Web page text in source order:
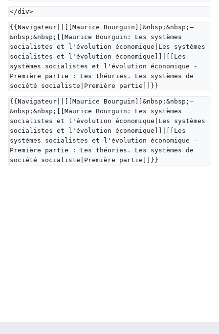
</div>
{{Navigateur||[[Maurice Bourguin]]&nbsp;&nbsp;—
&nbsp;&nbsp;[[Maurice Bourguin: Les systèmes
socialistes et l'évolution économique|Les systèmes
socialistes et l'évolution économique]]|[[Les
systèmes socialistes et l'évolution économique -
Première partie : Les théories. Les systèmes de
société socialiste|Première partie]]}}
{{Navigateur||[[Maurice Bourguin]]&nbsp;&nbsp;—
&nbsp;&nbsp;[[Maurice Bourguin: Les systèmes
socialistes et l'évolution économique|Les systèmes
socialistes et l'évolution économique]]|[[Les
systèmes socialistes et l'évolution économique -
Première partie : Les théories. Les systèmes de
société socialiste|Première partie]]}}